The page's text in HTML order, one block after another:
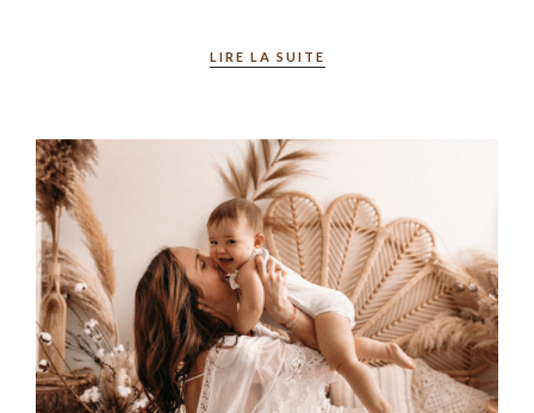
LIRE LA SUITE